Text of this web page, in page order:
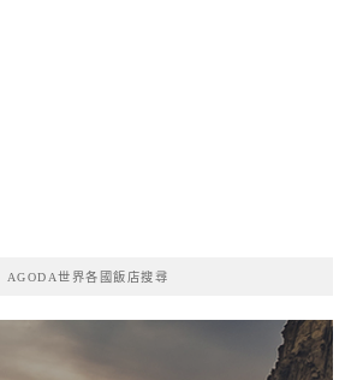
AGODA世界各國飯店搜尋